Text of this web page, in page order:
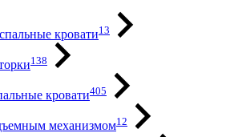
кровати13
138
кровати405
механизмом12